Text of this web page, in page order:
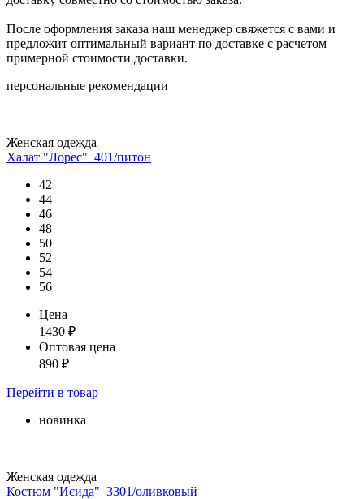
После оформления заказа наш менеджер свяжется с вами и
предложит оптимальный вариант по доставке с расчетом
примерной стоимости доставки.
персональные рекомендации
Женская одежда
Халат "Лорес"_401/питон
42
44
46
48
50
52
54
56
Цена
1430 ₽
Оптовая цена
890 ₽
Перейти в товар
новинка
Женская одежда
Костюм "Исида"_3301/оливковый